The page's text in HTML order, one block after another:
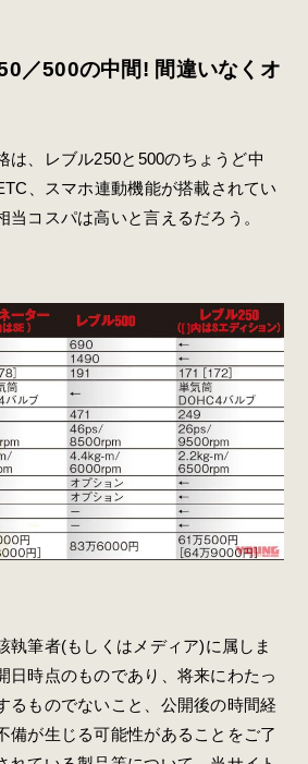
／500の中間! 間違いなくオ
は、レブル250と500のちょうど中
、スマホ連動機能が搭載されてい
当コスパは高いと言えるだろう。
筆者(もしくはメディア)に属しま
日時点のものであり、将来にわたっ
るものでないこと、公開後の時間経
備が生じる可能性があることをご了